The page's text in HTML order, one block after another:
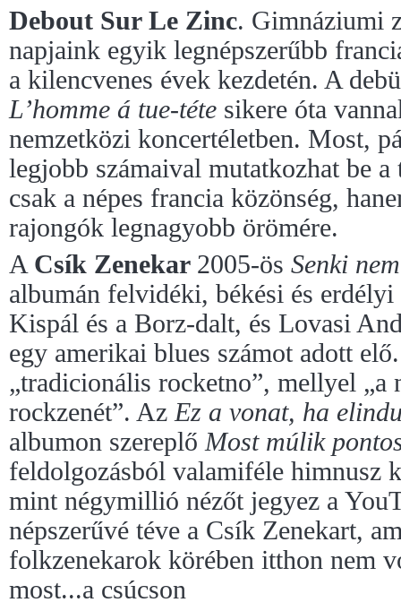
Debout Sur Le Zinc. Gimnáziumi
napjaink egyik legnépszerűbb
a kilencvenes évek kezdetén. A
L’homme á tue-téte sikere óta
nemzetközi koncertéletben. Most,
legjobb számaival mutatkozhat be a
csak a népes francia közönség,
rajongók legnagyobb örömére.
A Csík Zenekar 2005-ös Senki
albumán felvidéki, békési és
Kispál és a Borz-dalt, és Lovasi
egy amerikai blues számot adott
„tradicionális rocketno”, mellyel „a
rockzenét”. AzEz a vonat, ha
albumon szereplőMost múlik
feldolgozásból valamiféle himnusz
mint négymillió nézőt jegyez a
népszerűvé téve a Csík Zenekart,
folkzenekarok körében itthon nem
most...a csúcson